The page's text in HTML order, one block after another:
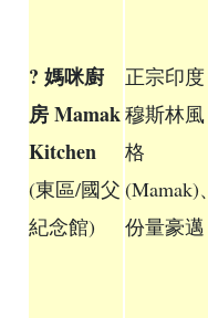
? 媽咪廚
房 Mamak
Kitchen
(東區/國父
紀念館)
正宗印度
穆斯林風
格
(Mamak)、
份量豪邁